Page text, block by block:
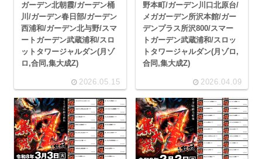
ガーデン北朝霞/ガーデン桶
川/ガーデン春日部/ガーデン
西浦和/ガーデン北与野/スマ
ートガーデン武蔵浦和/スロ
ットタワージャルダン(月ゾ
ロ,合同,集大成Z)
2026.05.15
野本町/ガーデン川口北原台/
メガガーデン所沢本館/ガー
デンプラス所沢800/スマー
トガーデン武蔵浦和/スロッ
トタワージャルダン(月ゾロ,
合同,集大成Z)
2026.04.09